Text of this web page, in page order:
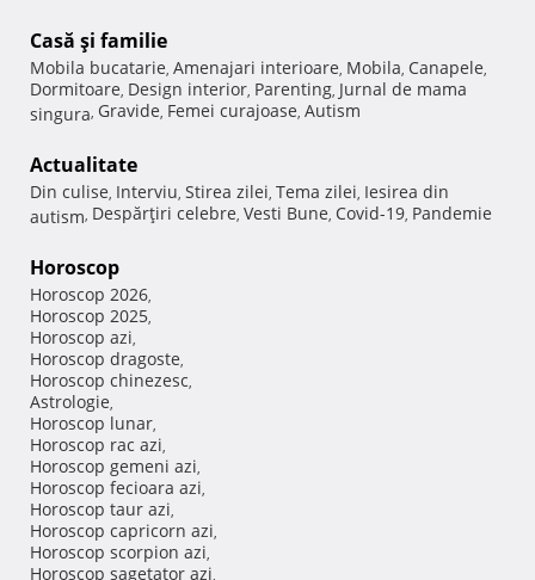
Casă şi familie
Mobila bucatarie, Amenajari interioare, Mobila, Canapele,
Dormitoare, Design interior, Parenting, Jurnal de mama
singura, Gravide, Femei curajoase, Autism
Actualitate
Din culise, Interviu, Stirea zilei, Tema zilei, Iesirea din
autism, Despărţiri celebre, Vesti Bune, Covid-19, Pandemie
Horoscop
Horoscop 2026,
Horoscop 2025,
Horoscop azi,
Horoscop dragoste,
Horoscop chinezesc,
Astrologie,
Horoscop lunar,
Horoscop rac azi,
Horoscop gemeni azi,
Horoscop fecioara azi,
Horoscop taur azi,
Horoscop capricorn azi,
Horoscop scorpion azi,
Horoscop sagetator azi,